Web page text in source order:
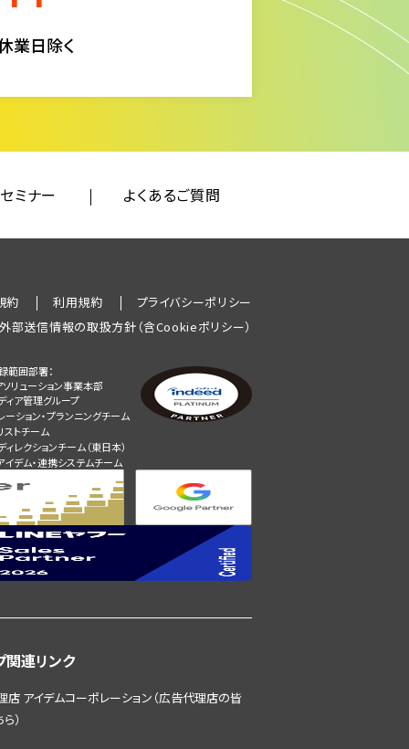
業日除く
セミナー よくあるご質問
約 利用規約
プライバシーポリシー
外部送信情報の取扱方針（含Cookieポリシー）
範囲部署：
ソリューション事業本部
ィア管理グループ
ーション・プランニングチーム
ストチーム
ィレクションチーム（東日本）
イデム・連携システムチーム
関連リンク
店 アイデムコーポレーション（広告代理店の皆
）